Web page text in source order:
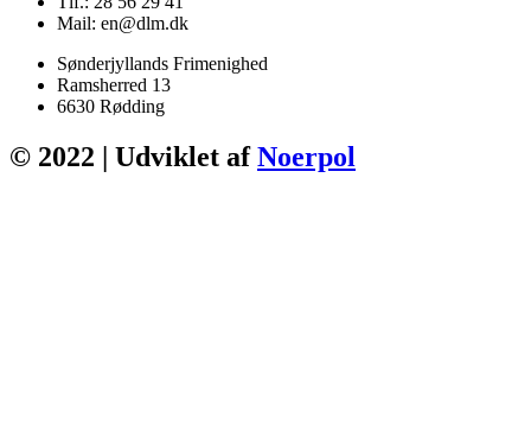
Mail: en@dlm.dk
Sønderjyllands Frimenighed
Ramsherred 13
6630 Rødding
© 2022 | Udviklet afNoerpol